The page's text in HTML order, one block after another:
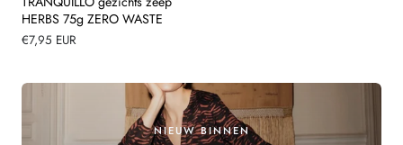
HERBS 75g ZERO WASTE
Normale
€7,95 EUR
NIEUW BINNEN